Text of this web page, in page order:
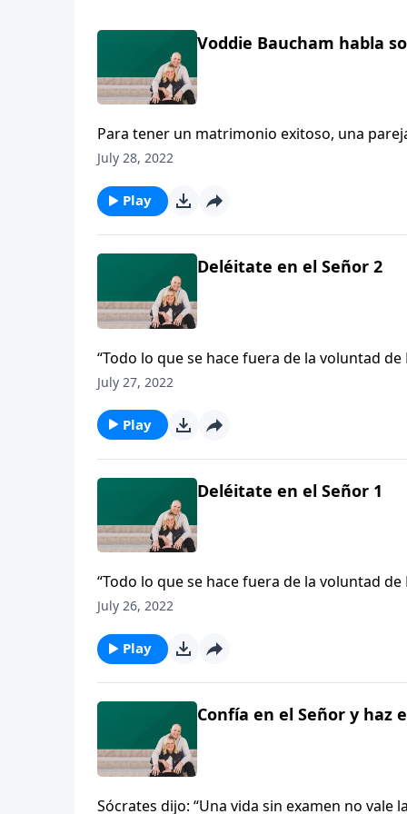
Voddie Baucham habla
Para tener un matrimonio exitoso, una
la única forma de hacerlo es tener una
la otra persona no es opcional para un
personas que simplemente no entienden lo
July 28, 2022
Play
Deléitate en el Señor 2
“Todo lo que se hace fuera de la voluntad
su exposición del Salmo 127,
dijo una vez: “Nuestros hijos son un
hijos realmente son importantes.
July 27, 2022
Play
Deléitate en el Señor 1
“Todo lo que se hace fuera de la voluntad
su exposición del Salmo 127,
dijo una vez: “Nuestros hijos son un
hijos realmente son importantes.
July 26, 2022
Play
Confía en el Señor y haz
Sócrates dijo: “Una vida sin examen no vale